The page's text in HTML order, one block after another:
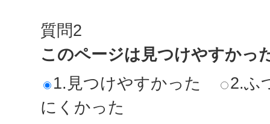
質問2
このページは見つけやすかっ
1.見つけやすかった
2.ふ
にくかった